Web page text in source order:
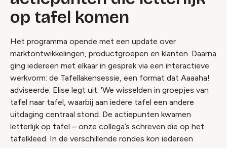
op tafel komen
Het programma opende met een update over
marktontwikkelingen, productgroepen en klanten. Daarna
ging iedereen met elkaar in gesprek via een interactieve
werkvorm: de Tafellakensessie, een format dat Aaaaha!
adviseerde. Elise legt uit: 'We wisselden in groepjes van
tafel naar tafel, waarbij aan iedere tafel een andere
uitdaging centraal stond. De actiepunten kwamen
letterlijk op tafel – onze collega’s schreven die op het
tafelkleed. In de verschillende rondes kon iedereen